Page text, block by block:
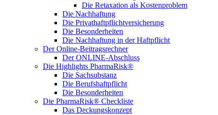
Die Retaxation als Kostenproblem
Die Nachhaftung
Die Privathaftpflichtversicherung
Die Besonderheiten
Die Nachhaftung in der Haftpflicht
Der Online-Beitragsrechner
Der ONLINE-Abschluss
Die Highlights PharmaRisk®
Die Sachsubstanz
Die Berufshaftpflicht
Die Besonderheiten
Die PharmaRisk® Checkliste
Das Deckungskonzept